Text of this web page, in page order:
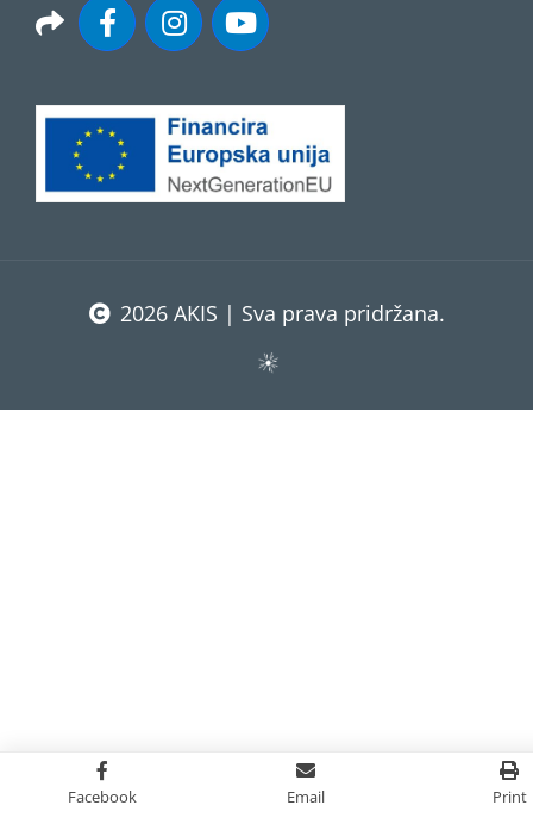
Facebook Email Print
2026 AKIS | Sva prava pridržana.